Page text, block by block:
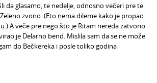
da glasamo, te nedelje, odnosno večeri pre te
zvono. (Eto nema dileme kako je propao
A veče pre nego što je Ritam nereda zatvorio
je Delarno bend. Mislila sam da se ne može
do Bečkereka i posle toliko godina